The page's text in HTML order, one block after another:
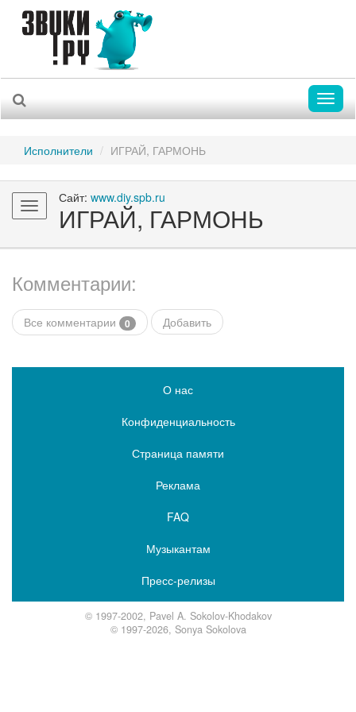
Исполнители ИГРАЙ, ГАРМОНЬ
Toggle
navigation
Сайт: www.diy.spb.ru
ИГРАЙ, ГАРМОНЬ
Комментарии:
Все комментарии 0 Добавить
О нас
Конфиденциальность
Страница памяти
Реклама
FAQ
Музыкантам
Пресс-релизы
© 1997-2002, Pavel A. Sokolov-Khodakov
© 1997-2026, Sonya Sokolova